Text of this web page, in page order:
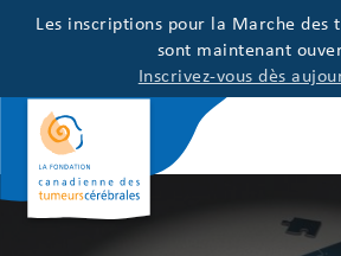
Les inscriptions pour la Marche des
sont maintenant
Inscrivez-vous dès